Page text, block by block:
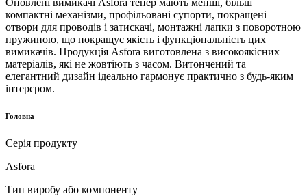
компактні механізми, профільовані супорти, покращені
отвори для проводів і затискачі, монтажні лапки з поворотною
пружиною, що покращує якість і функціональність цих
вимикачів. Продукція Asfora виготовлена ​​з високоякісних
матеріалів, які не жовтіють з часом. Витончений та
елегантний дизайн ідеально гармонує практично з будь-яким
інтерєром.
Головна
Серія продукту
Asfora
Тип виробу або компоненту